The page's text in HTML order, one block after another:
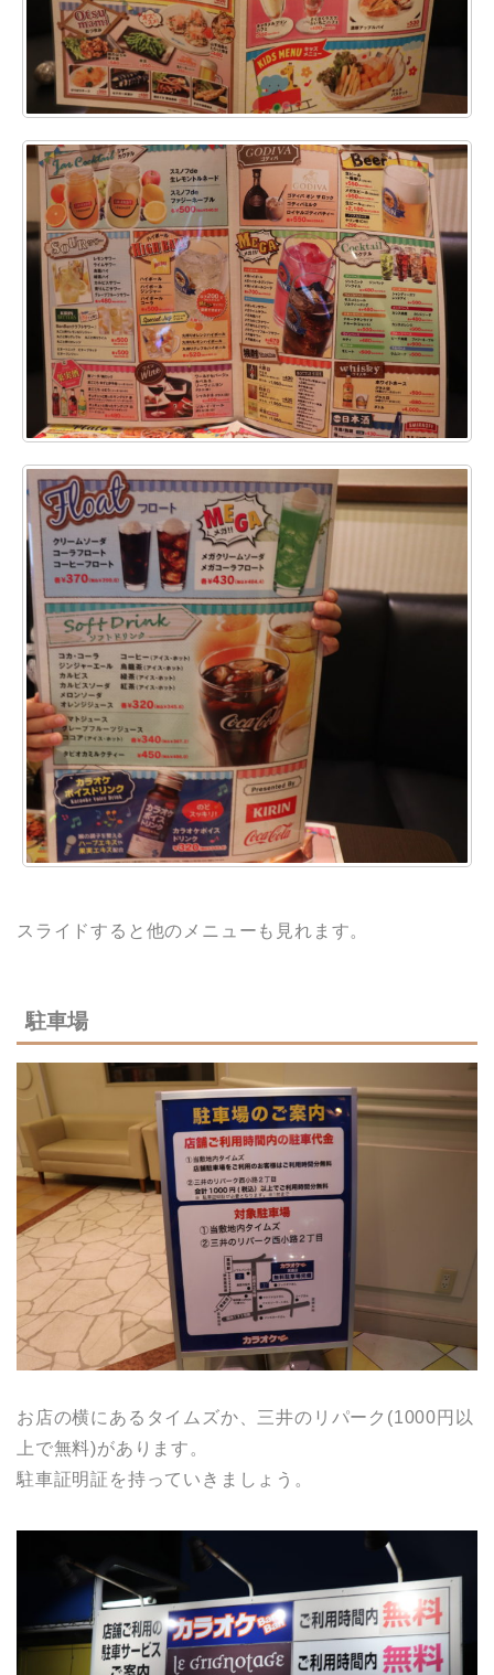
スライドすると他のメニューも見れます。
駐車場
お店の横にあるタイムズか、三井のリパーク(1000円以
上で無料)があります。
駐車証明証を持っていきましょう。